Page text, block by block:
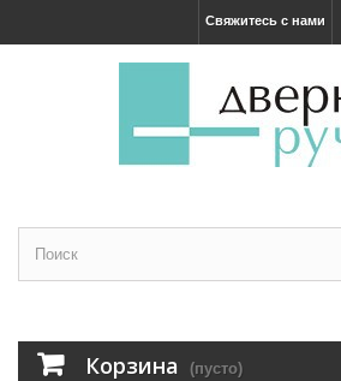
Свяжитесь с нами
Корзина (пусто)